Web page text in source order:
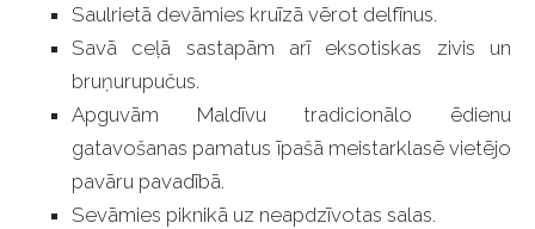
Saulrietā devāmies kruīzā vērot delfīnus.
Savā ceļā sastapām arī eksotiskas zivis un
bruņurupučus.
Apguvām Maldīvu tradicionālo ēdienu
gatavošanas pamatus īpašā meistarklasē vietējo
pavāru pavadībā.
Sevāmies piknikā uz neapdzīvotas salas.